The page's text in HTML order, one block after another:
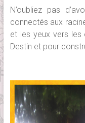
N’oubliez pas
connectés aux
et les yeux vers les
Destin et pour